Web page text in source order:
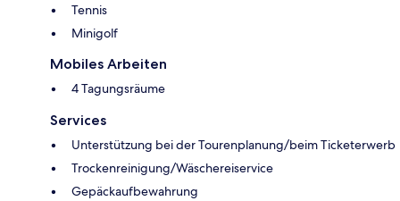
Tennis
Minigolf
Mobiles Arbeiten
4 Tagungsräume
Services
Unterstützung bei der Tourenplanung/beim Ticketerwerb
Trockenreinigung/Wäschereiservice
Gepäckaufbewahrung